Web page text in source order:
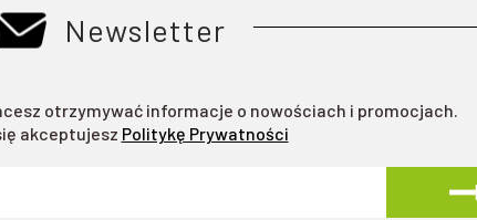
Newsletter
otrzymywać informacje o nowościach i promocjach.
akceptujesz Politykę Prywatności